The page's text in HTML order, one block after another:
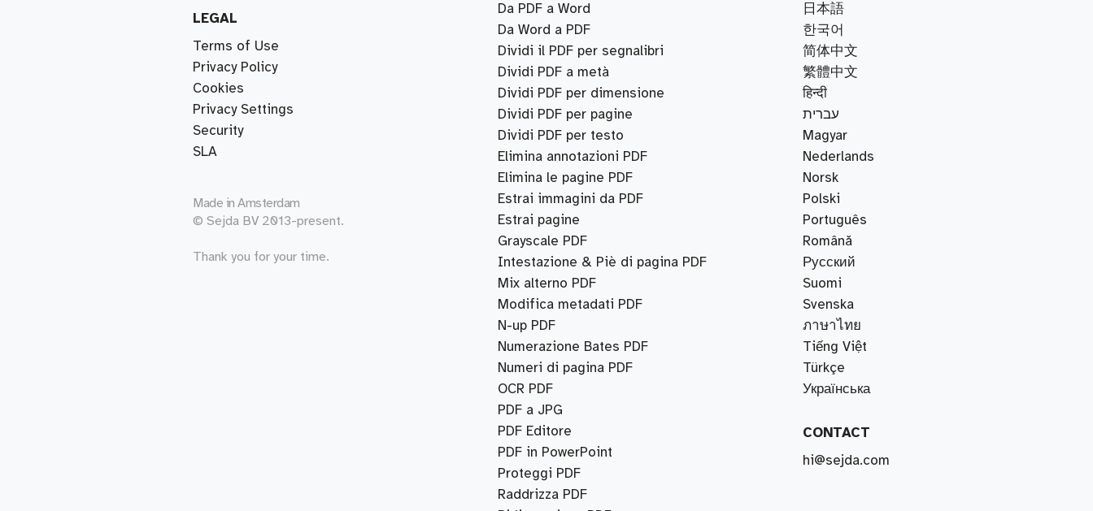
LEGAL
Terms of Use
Privacy Policy
Cookies
Privacy Settings
Security
SLA
Made in Amsterdam
© Sejda BV 2013-present.
Thank you for your time.
Da PDF a Word
Da Word a PDF
Dividi il PDF per segnalibri
Dividi PDF a metà
Dividi PDF per dimensione
Dividi PDF per pagine
Dividi PDF per testo
Elimina annotazioni PDF
Elimina le pagine PDF
Estrai immagini da PDF
Estrai pagine
Grayscale PDF
Intestazione & Piè di pagina PDF
Mix alterno PDF
Modifica metadati PDF
N-up PDF
Numerazione Bates PDF
Numeri di pagina PDF
OCR PDF
PDF a JPG
PDF Editore
PDF in PowerPoint
Proteggi PDF
Raddrizza PDF
日本語
한국어
简体中文
繁體中文
हिन्दी
עברית
Magyar
Nederlands
Norsk
Polski
Português
Română
Русский
Suomi
Svenska
ภาษาไทย
Tiếng Việt
Türkçe
Українська
CONTACT
hi@sejda.com